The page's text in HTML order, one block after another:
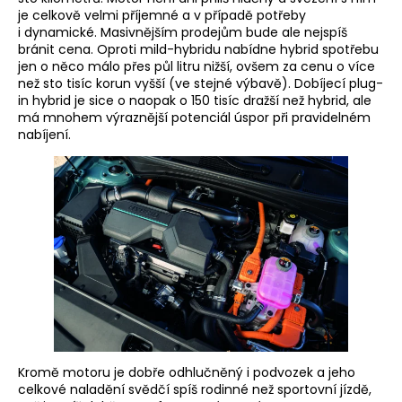
je celkově velmi příjemné a v případě potřeby
i dynamické. Masivnějším prodejům bude ale nejspíš
bránit cena. Oproti mild-hybridu nabídne hybrid spotřebu
jen o něco málo přes půl litru nižší, ovšem za cenu o více
než sto tisíc korun vyšší (ve stejné výbavě). Dobíjecí plug-
in hybrid je sice o naopak o 150 tisíc dražší než hybrid, ale
má mnohem výraznější potenciál úspor při pravidelném
nabíjení.
Kromě motoru je dobře odhlučněný i podvozek a jeho
celkové naladění svědčí spíš rodinné než sportovní jízdě,